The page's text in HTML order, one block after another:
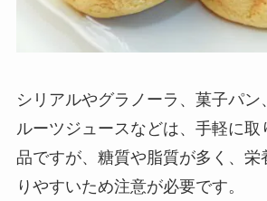
シリアルやグラノーラ、菓子パン
ルーツジュースなどは、手軽に取
品ですが、糖質や脂質が多く、栄
りやすいため注意が必要です。